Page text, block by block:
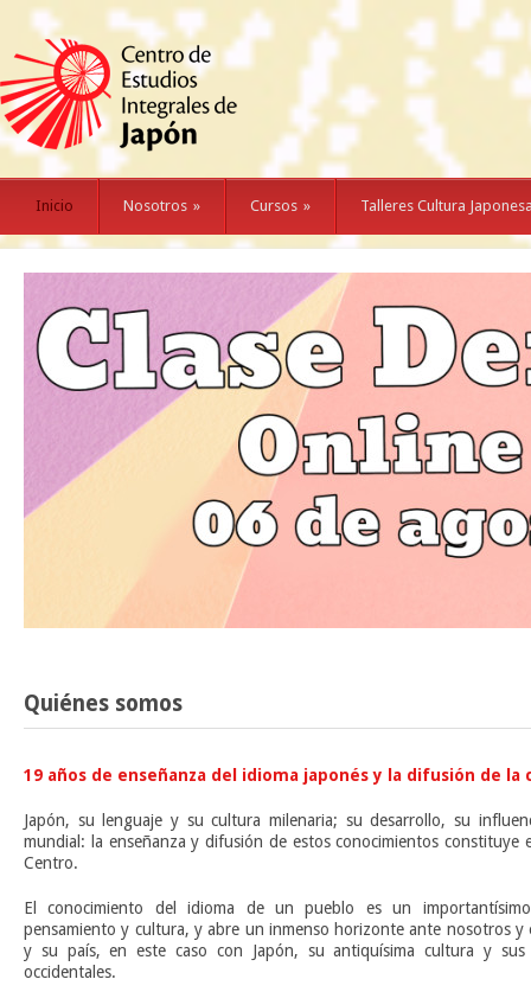
Inicio Nosotros » Cursos » Talleres Cultura
Quiénes somos
19 años de enseñanza del idioma japonés y la difusión de la
Japón, su lenguaje y su cultura milenaria; su desarrollo, su
mundial: la enseñanza y difusión de estos conocimientos
Centro.
El conocimiento del idioma de un pueblo es un
pensamiento y cultura, y abre un inmenso horizonte ante nosotros y
y su país, en este caso con Japón, su antiquísima cultura y
occidentales.